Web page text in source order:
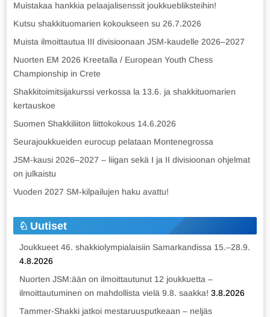
Muistakaa hankkia pelaajalisenssit joukkuebliksteihin!
Kutsu shakkituomarien kokoukseen su 26.7.2026
Muista ilmoittautua III divisioonaan JSM-kaudelle 2026–2027
Nuorten EM 2026 Kreetalla / European Youth Chess
Championship in Crete
Shakkitoimitsijakurssi verkossa la 13.6. ja shakkituomarien
kertauskoe
Suomen Shakkiliiton liittokokous 14.6.2026
Seurajoukkueiden eurocup pelataan Montenegrossa
JSM-kausi 2026–2027 – liigan sekä I ja II divisioonan ohjelmat
on julkaistu
Vuoden 2027 SM-kilpailujen haku avattu!
Uutiset
Joukkueet 46. shakkiolympialaisiin Samarkandissa 15.–28.9.
4.8.2026
Nuorten JSM:ään on ilmoittautunut 12 joukkuetta –
ilmoittautuminen on mahdollista vielä 9.8. saakka! 3.8.2026
Tammer-Shakki jatkoi mestaruusputkeaan – neljäs